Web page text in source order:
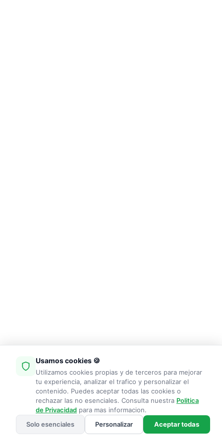
Usamos cookies 🍪
Utilizamos cookies propias y de terceros para mejorar
tu experiencia, analizar el trafico y personalizar el
contenido. Puedes aceptar todas las cookies o
rechazar las no esenciales. Consulta nuestra Politica
de Privacidad para mas informacion.
Solo esenciales
Personalizar Aceptar todas